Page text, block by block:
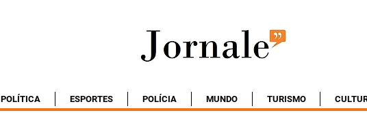
POLÍTICA ESPORTES POLÍCIA MUNDO TURISMO